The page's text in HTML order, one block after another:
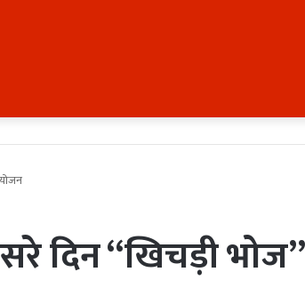
दिन “खिचड़ी भोज”